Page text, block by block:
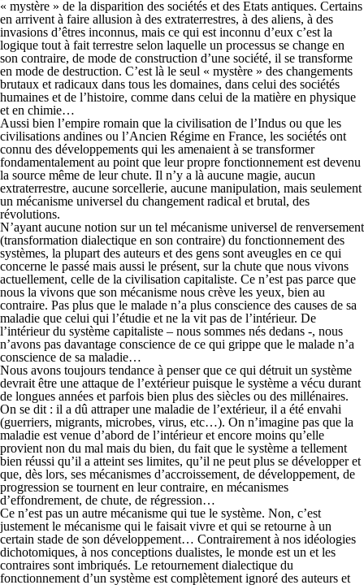
« mystère » de la disparition des sociétés et des Etats antiques. Certains
en arrivent à faire allusion à des extraterrestres, à des aliens, à des
invasions d’êtres inconnus, mais ce qui est inconnu d’eux c’est la
logique tout à fait terrestre selon laquelle un processus se change en
son contraire, de mode de construction d’une société, il se transforme
en mode de destruction. C’est là le seul « mystère » des changements
brutaux et radicaux dans tous les domaines, dans celui des sociétés
humaines et de l’histoire, comme dans celui de la matière en physique
et en chimie…
Aussi bien l’empire romain que la civilisation de l’Indus ou que les
civilisations andines ou l’Ancien Régime en France, les sociétés ont
connu des développements qui les amenaient à se transformer
fondamentalement au point que leur propre fonctionnement est devenu
la source même de leur chute. Il n’y a là aucune magie, aucun
extraterrestre, aucune sorcellerie, aucune manipulation, mais seulement
un mécanisme universel du changement radical et brutal, des
révolutions.
N’ayant aucune notion sur un tel mécanisme universel de renversement
(transformation dialectique en son contraire) du fonctionnement des
systèmes, la plupart des auteurs et des gens sont aveugles en ce qui
concerne le passé mais aussi le présent, sur la chute que nous vivons
actuellement, celle de la civilisation capitaliste. Ce n’est pas parce que
nous la vivons que son mécanisme nous crève les yeux, bien au
contraire. Pas plus que le malade n’a plus conscience des causes de sa
maladie que celui qui l’étudie et ne la vit pas de l’intérieur. De
l’intérieur du système capitaliste – nous sommes nés dedans -, nous
n’avons pas davantage conscience de ce qui grippe que le malade n’a
conscience de sa maladie…
Nous avons toujours tendance à penser que ce qui détruit un système
devrait être une attaque de l’extérieur puisque le système a vécu durant
de longues années et parfois bien plus des siècles ou des millénaires.
On se dit : il a dû attraper une maladie de l’extérieur, il a été envahi
(guerriers, migrants, microbes, virus, etc…). On n’imagine pas que la
maladie est venue d’abord de l’intérieur et encore moins qu’elle
provient non du mal mais du bien, du fait que le système a tellement
bien réussi qu’il a atteint ses limites, qu’il ne peut plus se développer et
que, dès lors, ses mécanismes d’accroissement, de développement, de
progression se tournent en leur contraire, en mécanismes
d’effondrement, de chute, de régression…
Ce n’est pas un autre mécanisme qui tue le système. Non, c’est
justement le mécanisme qui le faisait vivre et qui se retourne à un
certain stade de son développement… Contrairement à nos idéologies
dichotomiques, à nos conceptions dualistes, le monde est un et les
contraires sont imbriqués. Le retournement dialectique du
fonctionnement d’un système est complètement ignoré des auteurs et